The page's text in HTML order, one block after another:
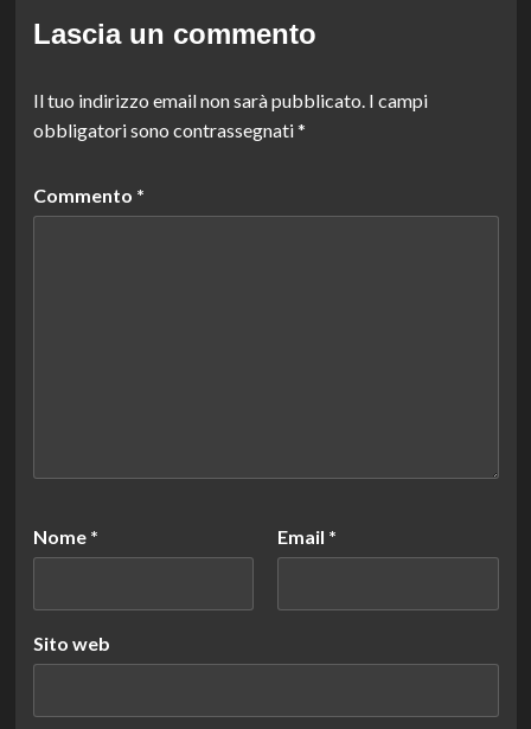
Lascia un commento
Il tuo indirizzo email non sarà pubblicato. I campi
obbligatori sono contrassegnati*
Commento *
Nome * Email *
Sito web